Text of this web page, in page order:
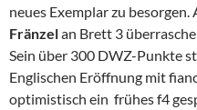
neues Exemplar zu
Fränzelan Brett 3
Sein über 300 DWZ-Punkte
Englischen Eröffnung mit
optimistisch ein frühes f4